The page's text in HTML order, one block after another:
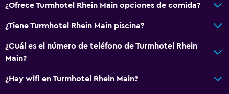
¿Ofrece Turmhotel Rhein Main opciones de comida?
¿Tiene Turmhotel Rhein Main piscina?
¿Cuál es el número de teléfono de Turmhotel Rhein
Main?
¿Hay wifi en Turmhotel Rhein Main?